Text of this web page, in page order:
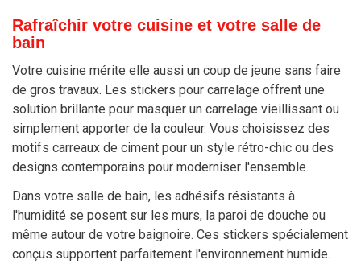
Rafraîchir votre cuisine et votre salle de
bain
Votre cuisine mérite elle aussi un coup de jeune sans faire
de gros travaux. Les stickers pour carrelage offrent une
solution brillante pour masquer un carrelage vieillissant ou
simplement apporter de la couleur. Vous choisissez des
motifs carreaux de ciment pour un style rétro-chic ou des
designs contemporains pour moderniser l'ensemble.
Dans votre salle de bain, les adhésifs résistants à
l'humidité se posent sur les murs, la paroi de douche ou
même autour de votre baignoire. Ces stickers spécialement
conçus supportent parfaitement l'environnement humide.